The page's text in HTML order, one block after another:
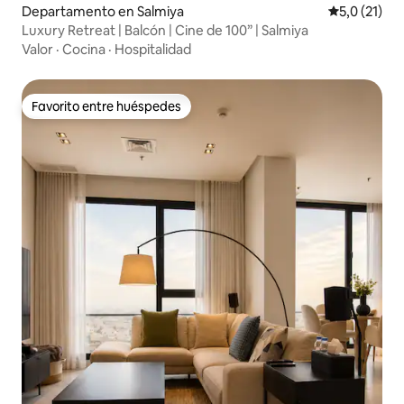
Departamento en Salmiya Calificación
5,0 (21)
Luxury Retreat | Balcón | Cine de 100” | Salmiya
Valor · Cocina · Hospitalidad
Favorito entre huéspedes
Favorito entre huéspedes